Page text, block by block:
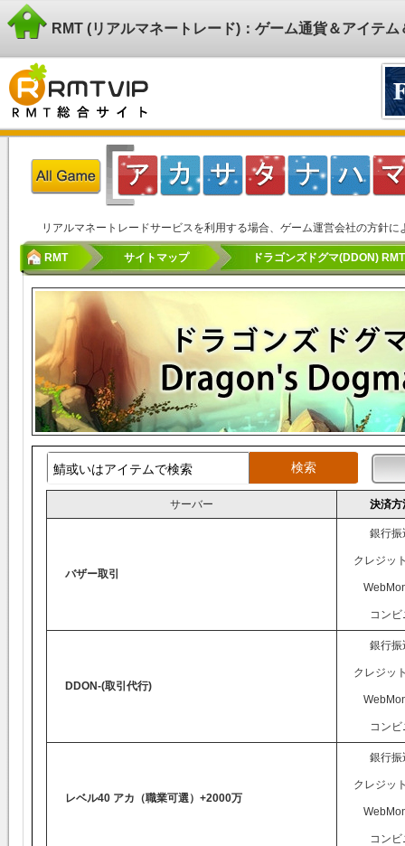
RMT (リアルマネートレード)：ゲーム通貨＆アイテ
リアルマネートレードサービスを利用する場合、ゲーム運営会社の方針
RMT サイトマップ ドラゴンズドグマ(DDON)
サーバー 決済方
バザー取引
銀行振
クレジッ
コンビ
DDON-(取引代行)
銀行振
クレジッ
コンビ
レベル40 アカ（職業可選）+2000万
銀行振
クレジッ
コンビ